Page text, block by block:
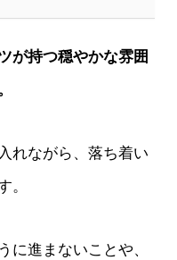
が持つ穏やかな雰囲
れながら、落ち着い
。
に進まないことや、